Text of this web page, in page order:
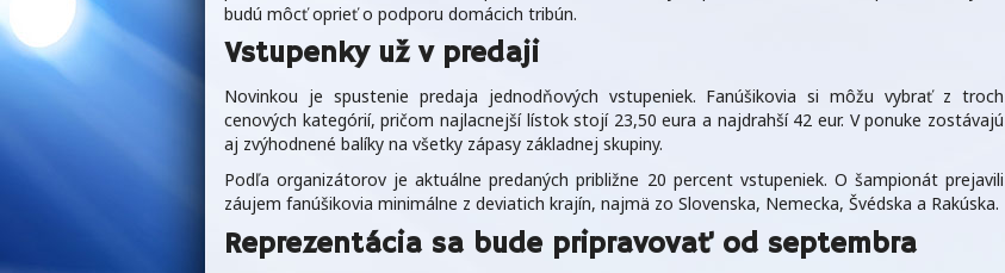
budú môcť oprieť o podporu domácich tribún.
Vstupenky už v predaji
Novinkou je spustenie predaja jednodňových vstupeniek. Fanúšikovia si môžu vybrať z troch
cenových kategórií, pričom najlacnejší lístok stojí 23,50 eura a najdrahší 42 eur. V ponuke zostávajú
aj zvýhodnené balíky na všetky zápasy základnej skupiny.
Podľa organizátorov je aktuálne predaných približne 20 percent vstupeniek. O šampionát prejavili
záujem fanúšikovia minimálne z deviatich krajín, najmä zo Slovenska, Nemecka, Švédska a Rakúska.
Reprezentácia sa bude pripravovať od septembra